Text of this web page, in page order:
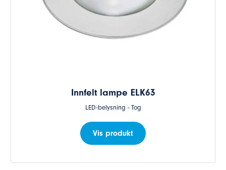
Innfelt lampe ELK63
LED-belysning - Tog
Vis produkt